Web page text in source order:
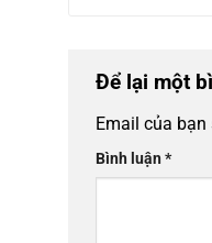
Để lại một
Email của
Bình luận*